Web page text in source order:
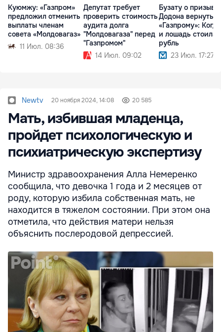
Куюмжу: «Газпром»
предложил отменить
выплаты членам
совета «Молдовагаз»
11 Июл. 08:36
Депутат требует
проверить стоимость
аудита долга
"Молдовагаза" перед
"Газпромом"
14 Июл. 09:02
Бузату о призыве
Додона
«Газпрому»:
и лошадь стоила
рубль
23 Июл. 17:27
Newtv 20 ноября 2024, 14:08 20 585
Мать, избившая младенца,
пройдет психологическую и
психиатрическую экспертизу
Министр здравоохранения Алла Немеренко
сообщила, что девочка 1 года и 2 месяцев от
роду, которую избила собственная мать, не
находится в тяжелом состоянии. При этом она
отметила, что действия матери нельзя
объяснить послеродовой депрессией.